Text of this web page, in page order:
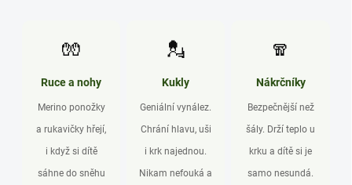
🧤
Ruce a nohy
Merino ponožky
a rukavičky hřejí,
i když si dítě
sáhne do sněhu
💂
Kukly
Geniální vynález.
Chrání hlavu, uši
i krk najednou.
Nikam nefouká a
🧣
Nákrčníky
Bezpečnější než
šály. Drží teplo u
krku a dítě si je
samo nesundá.